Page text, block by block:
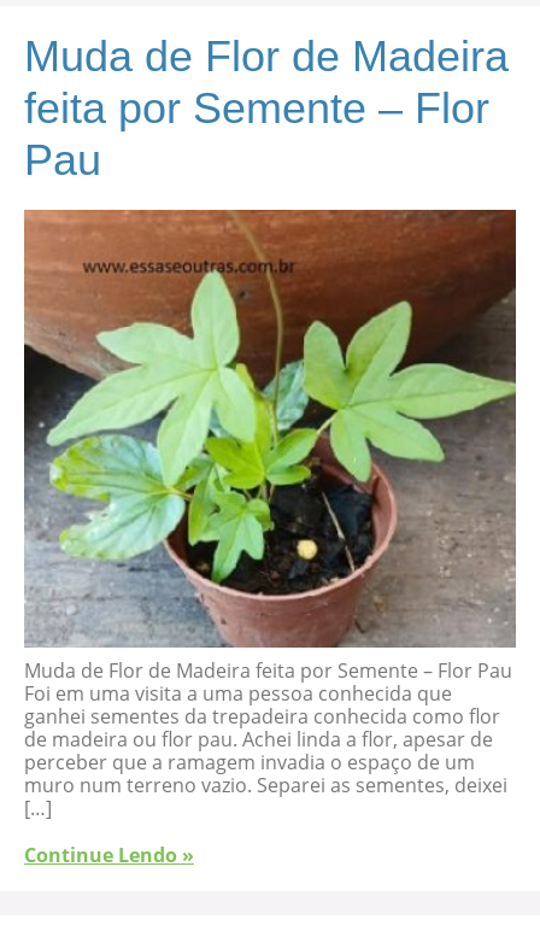
Muda de Flor de Madeira
feita por Semente – Flor
Pau
Muda de Flor de Madeira feita por Semente – Flor Pau
Foi em uma visita a uma pessoa conhecida que
ganhei sementes da trepadeira conhecida como flor
de madeira ou flor pau. Achei linda a flor, apesar de
perceber que a ramagem invadia o espaço de um
muro num terreno vazio. Separei as sementes, deixei
[…]
Continue Lendo »